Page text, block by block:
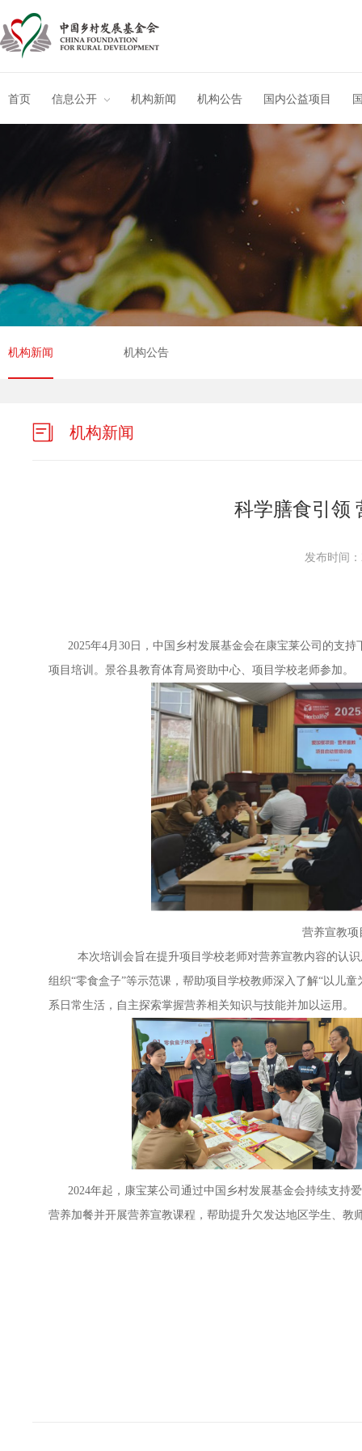
首页 信息公开 机构新闻 机构公告 国内公益项目
机构新闻 机构公告
机构新闻
科学膳食引领
发布时间：
2025年4月30日，中国乡村发展基金会在康宝莱公司的支持
项目培训。景谷县教育体育局资助中心、项目学校老师参加。
营养宣教项
本次培训会旨在提升项目学校老师对营养宣教内容的认识
组织“零食盒子”等示范课，帮助项目学校教师深入了解“以儿
系日常生活，自主探索掌握营养相关知识与技能并加以运用。
2024年起，康宝莱公司通过中国乡村发展基金会持续支持
营养加餐并开展营养宣教课程，帮助提升欠发达地区学生、教